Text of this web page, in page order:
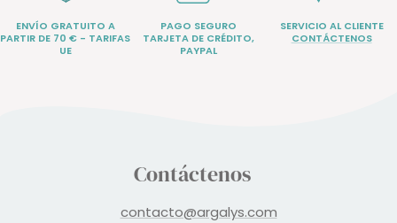
ENVÍO GRATUITO A
PARTIR DE 70 € - TARIFAS
UE
PAGO SEGURO
TARJETA DE CRÉDITO,
PAYPAL
SERVICIO AL CLIENTE
CONTÁCTENOS
Contáctenos
contacto@argalys.com